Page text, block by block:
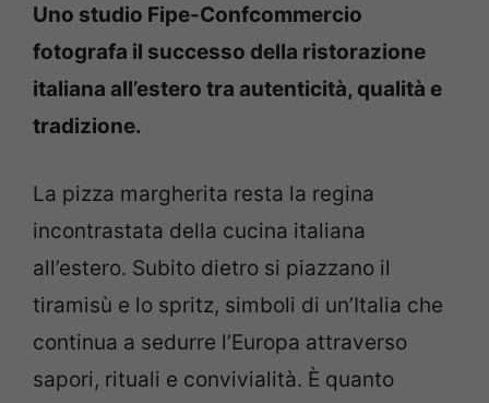
Uno studio Fipe-Confcommercio
fotografa il successo della ristorazione
italiana all’estero tra autenticità, qualità e
tradizione.
La pizza margherita resta la regina
incontrastata della cucina italiana
all’estero. Subito dietro si piazzano il
tiramisù e lo spritz, simboli di un’Italia che
continua a sedurre l’Europa attraverso
sapori, rituali e convivialità. È quanto